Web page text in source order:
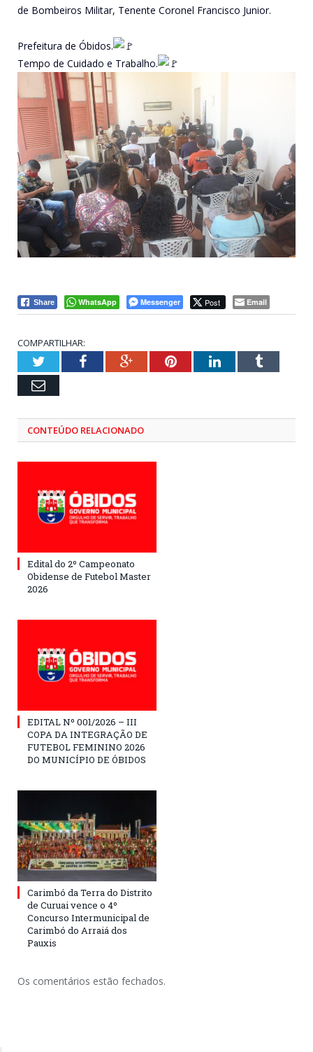
de Bombeiros Militar, Tenente Coronel Francisco Junior.
Prefeitura de Óbidos.
Tempo de Cuidado e Trabalho.
Share WhatsApp Messenger Post Email
COMPARTILHAR:
TwitterFacebookGoogle+PinterestLinkedInTumblr
Email
CONTEÚDO RELACIONADO
Edital do 2º Campeonato
Obidense de Futebol Master
2026
EDITAL Nº 001/2026 – III
COPA DA INTEGRAÇÃO DE
FUTEBOL FEMININO 2026
DO MUNICÍPIO DE ÓBIDOS
Carimbó da Terra do Distrito
de Curuai vence o 4º
Concurso Intermunicipal de
Carimbó do Arraiá dos
Pauxis
Os comentários estão fechados.